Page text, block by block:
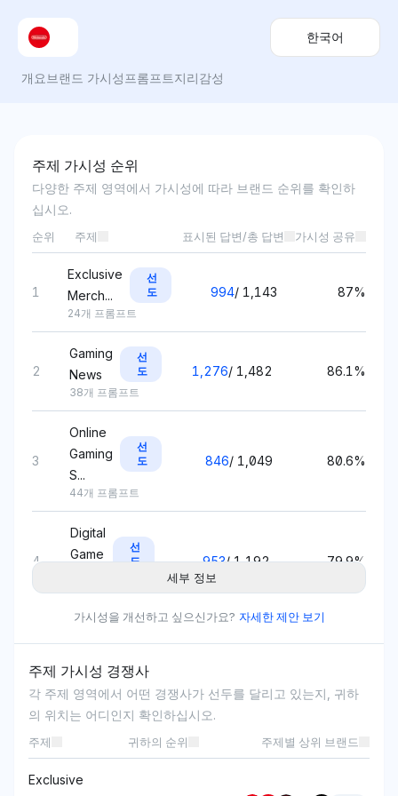
한국어
개요 브랜드 가시성 프롬프트지리감성
주제 가시성 순위
다양한 주제 영역에서 가시성에 따라 브랜드 순위를 확인하
십시오.
순위 주제 표시된 답변/총 답변 가시성 공유
1
Exclusive
Merch...
선
도
24개 프롬프트
994/ 1,143 87%
2
Gaming
News
선
도
38개 프롬프트
1,276/ 1,482 86.1%
3
Online
Gaming
S...
선
도
44개 프롬프트
846/ 1,049 80.6%
4
Digital
Game
선
도
44개 프롬프트
953/ 1,192 79.9%
168개 프롬프트
Character
선
가시성을 개선하고 싶으신가요? 자세한 제안 보기
세부 정보
주제 가시성 경쟁사
각 주제 영역에서 어떤 경쟁사가 선두를 달리고 있는지, 귀하
의 위치는 어디인지 확인하십시오.
주제 귀하의 순위 주제별 상위 브랜드
Exclusive